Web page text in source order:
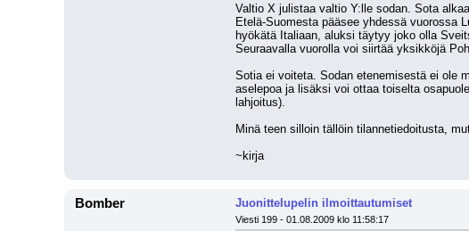
Valtio X julistaa valtio Y:lle sodan. Sota
Etelä-Suomesta pääsee yhdessä vuorossa
hyökätä Italiaan, aluksi täytyy joko olla
Seuraavalla vuorolla voi siirtää yksikköjä
Sotia ei voiteta. Sodan etenemisestä ei ole
aselepoa ja lisäksi voi ottaa toiselta
lahjoitus).
Minä teen silloin tällöin tilannetiedoitusta,
~kirja
Bomber Juonittelupelin ilmoittautumiset
Viesti 199 - 01.08.2009 klo 11:58:17